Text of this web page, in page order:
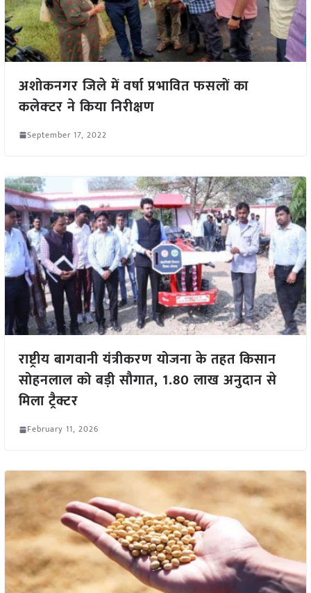
अशोकनगर जिले में वर्षा प्रभावित फसलों का
कलेक्‍टर ने किया निरीक्षण
September 17, 2022
राष्ट्रीय बागवानी यंत्रीकरण योजना के तहत किसान
सोहनलाल को बड़ी सौगात, 1.80 लाख अनुदान से
मिला ट्रैक्टर
February 11, 2026